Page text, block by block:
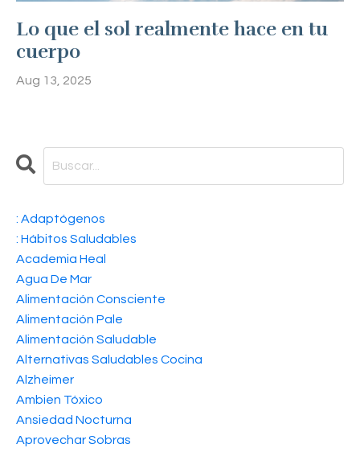
Lo que el sol realmente hace en tu
cuerpo
Aug 13, 2025
: Adaptógenos
: Hábitos Saludables
Academia Heal
Agua De Mar
Alimentación Consciente
Alimentación Pale
Alimentación Saludable
Alternativas Saludables Cocina
Alzheimer
Ambien Tóxico
Ansiedad Nocturna
Aprovechar Sobras